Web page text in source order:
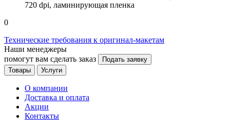
720 dpi, ламинирующая пленка
0
Технические требования к оригинал-макетам
Наши менеджеры
помогут вам сделать заказ
Подать заявку
Товары
Услуги
О компании
Доставка и оплата
Акции
Контакты